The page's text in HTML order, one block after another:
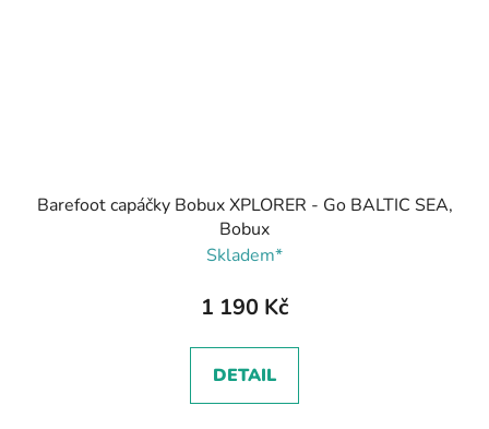
Barefoot capáčky Bobux XPLORER - Go BALTIC SEA,
Bobux
Skladem*
1 190 Kč
DETAIL